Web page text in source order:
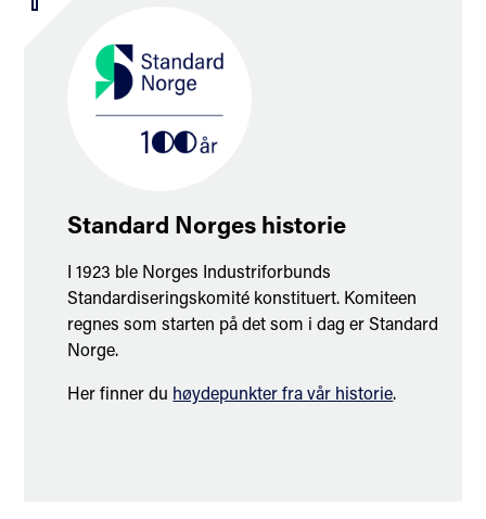
Standard Norges historie
I 1923 ble Norges Industriforbunds
Standardiseringskomité konstituert. Komiteen
regnes som starten på det som i dag er Standard
Norge.
Her finner du høydepunkter fra vår historie.